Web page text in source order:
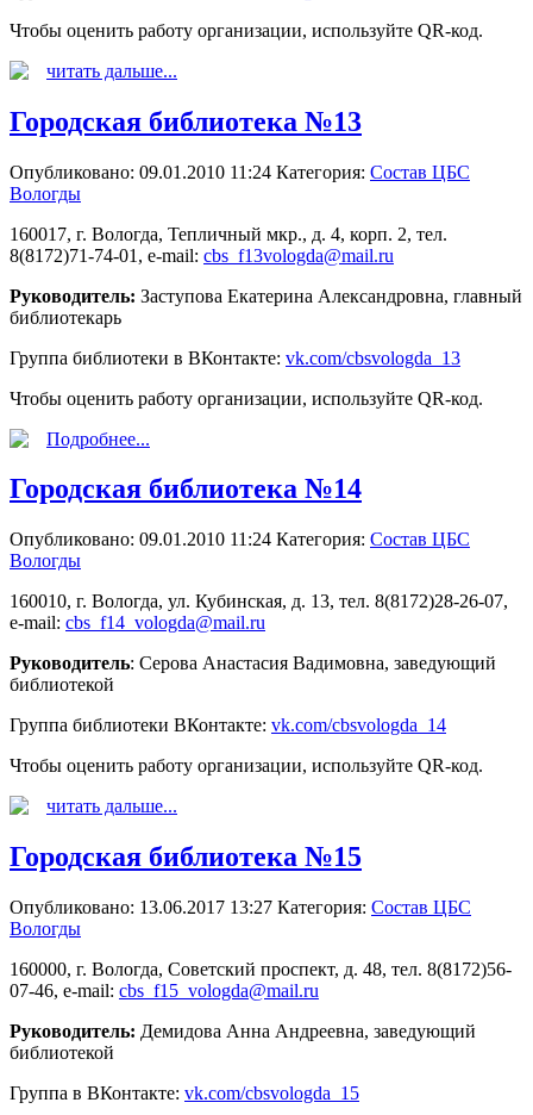
Чтобы оценить работу организации, используйте QR-код.
читать дальше...
Городская библиотека №13
Опубликовано: 09.01.2010 11:24 Категория: Состав ЦБС
Вологды
160017, г. Вологда, Тепличный мкр., д. 4, корп. 2, тел.
8(8172)71-74-01, e-mail: cbs_f13vologda@mail.ru
Руководитель: Заступова Екатерина Александровна, главный
библиотекарь
Группа библиотеки в ВКонтакте: vk.com/cbsvologda_13
Чтобы оценить работу организации, используйте QR-код.
Подробнее...
Городская библиотека №14
Опубликовано: 09.01.2010 11:24 Категория: Состав ЦБС
Вологды
160010, г. Вологда, ул. Кубинская, д. 13, тел. 8(8172)28-26-07,
e-mail: cbs_f14_vologda@mail.ru
Руководитель: Серова Анастасия Вадимовна, заведующий
библиотекой
Группа библиотеки ВКонтакте: vk.com/cbsvologda_14
Чтобы оценить работу организации, используйте QR-код.
читать дальше...
Городская библиотека №15
Опубликовано: 13.06.2017 13:27 Категория: Состав ЦБС
Вологды
160000, г. Вологда, Советский проспект, д. 48, тел. 8(8172)56-
07-46, e-mail: cbs_f15_vologda@mail.ru
Руководитель: Демидова Анна Андреевна, заведующий
библиотекой
Группа в ВКонтакте: vk.com/cbsvologda_15